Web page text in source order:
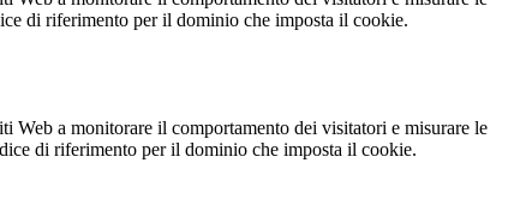
di riferimento per il dominio che imposta il cookie.
Web a monitorare il comportamento dei visitatori e misurare le
di riferimento per il dominio che imposta il cookie.